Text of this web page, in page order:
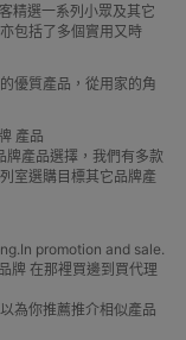
精選一系列小眾及其它
包括了多個實用又時
優質產品，從用家的角
產品
牌產品選擇，我們有多款
室選購目標其它品牌產
promotion and sale.
牌 在那裡買邊到買代理
為你推薦推介相似產品